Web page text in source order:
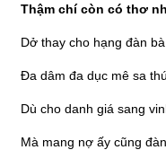
Thậm chí còn có thơ
Dở thay cho hạng đàn bà
Đa dâm đa dục mê sa
Dù cho danh giá sang
Mà mang nợ ấy cũng